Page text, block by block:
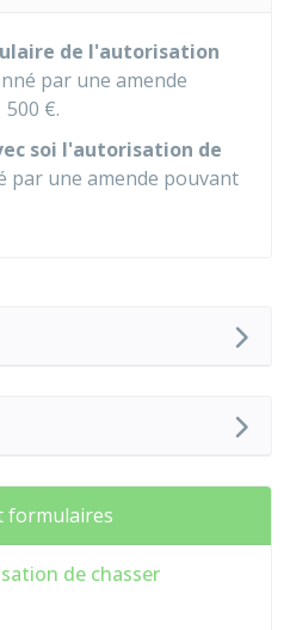
de l'autorisation
par une amende
500 €.
soi l'autorisation de
par une amende pouvant
formulaires
de chasser